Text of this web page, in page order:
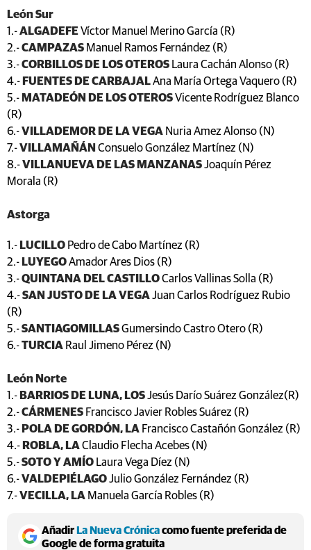
León Sur
1.-ALGADEFEVíctor Manuel Merino García (R)
2.-CAMPAZAS Manuel Ramos Fernández (R)
3.-CORBILLOS DE LOS OTEROS Laura Cachán Alonso (R)
4.- FUENTES DE CARBAJALAna María Ortega Vaquero (R)
5.- MATADEÓN DE LOS OTEROSVicente Rodríguez Blanco
(R)
6.-VILLADEMOR DE LA VEGA Nuria Amez Alonso (N)
7.-VILLAMAÑÁN Consuelo González Martínez (N)
8.-VILLANUEVA DE LAS MANZANASJoaquín Pérez
Morala (R)
Astorga
1.- LUCILLO Pedro de Cabo Martínez (R)
2.- LUYEGOAmador Ares Dios (R)
3.-QUINTANA DEL CASTILLOCarlos Vallinas Solla (R)
4.-SAN JUSTO DE LA VEGAJuan Carlos Rodríguez Rubio
(R)
5.-SANTIAGOMILLASGumersindo Castro Otero (R)
6.-TURCIA Raul Jimeno Pérez (N)
León Norte
1.- BARRIOS DE LUNA, LOSJesús Darío Suárez González(R)
2.-CÁRMENES Francisco Javier Robles Suárez (R)
3.- POLA DE GORDÓN, LA Francisco Castañón González (R)
4.- ROBLA, LAClaudio Flecha Acebes (N)
5.-SOTO Y AMÍO Laura Vega Díez (N)
6.-VALDEPIÉLAGOJulio González Fernández (R)
7.-VECILLA, LA Manuela García Robles (R)
AñadirLa Nueva Crónicacomo fuente preferida de
Google de forma gratuita